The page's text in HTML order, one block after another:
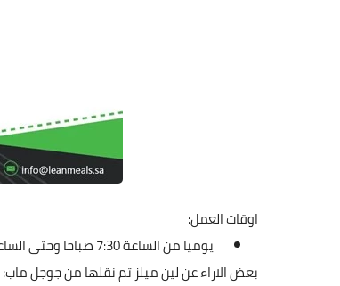
اوقات العمل:
يوميا من الساعة 7:30 صباحا وحتى الساعة 12 منتصف الليل
بعض الاراء عن لين ميلز تم نقلها من جوجل ماب: